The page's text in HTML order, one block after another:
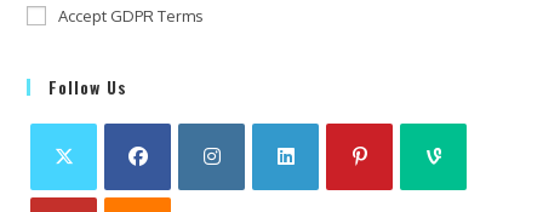
Accept GDPR Terms
Follow Us